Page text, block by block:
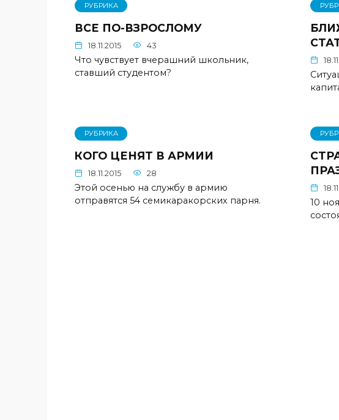
РУБРИКА
ВСЕ ПО-ВЗРОСЛОМУ
18.11.2015 43
Что чувствует вчерашний школьник,
ставший студентом?
РУБРИКА
КОГО ЦЕНЯТ В АРМИИ
18.11.2015 28
Этой осенью на службу в армию
отправятся 54 семикаракорских парня.
10